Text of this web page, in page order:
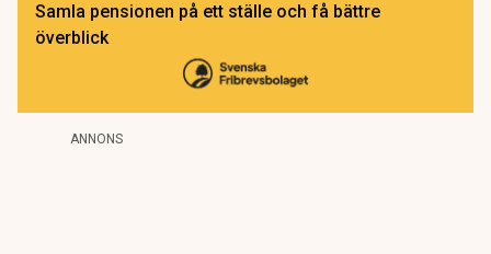
Samla pensionen på ett ställe och få bättre
överblick
ANNONS